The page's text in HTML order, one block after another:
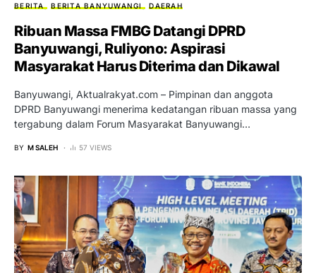
BERITA BERITA BANYUWANGI DAERAH
Ribuan Massa FMBG Datangi DPRD
Banyuwangi, Ruliyono: Aspirasi
Masyarakat Harus Diterima dan Dikawal
Banyuwangi, Aktualrakyat.com – Pimpinan dan anggota
DPRD Banyuwangi menerima kedatangan ribuan massa yang
tergabung dalam Forum Masyarakat Banyuwangi…
BY M SALEH 57 VIEWS